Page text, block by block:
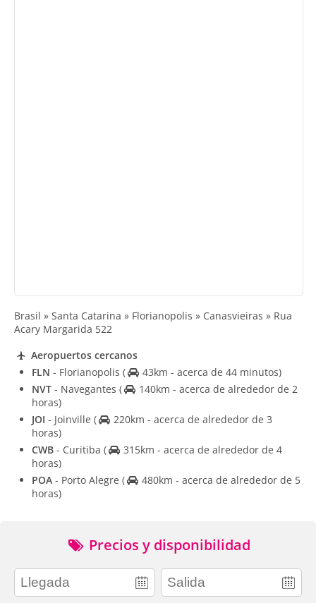
Brasil » Santa Catarina » Florianopolis » Canasvieiras » Rua
Acary Margarida 522
Aeropuertos cercanos
FLN - Florianopolis (
43km - acerca de 44 minutos)
NVT - Navegantes (
140km - acerca de alrededor de 2
horas)
JOI - Joinville (
220km - acerca de alrededor de 3
horas)
CWB - Curitiba (
315km - acerca de alrededor de 4
horas)
POA - Porto Alegre (
480km - acerca de alrededor de 5
horas)
Precios y disponibilidad